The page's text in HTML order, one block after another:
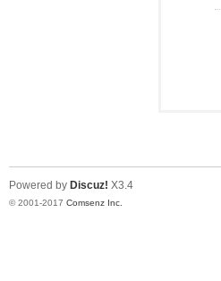
Powered by Discuz! X3.4
© 2001-2017 Comsenz Inc.